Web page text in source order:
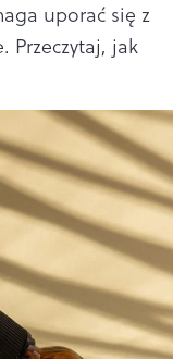
uporać się z
Przeczytaj, jak